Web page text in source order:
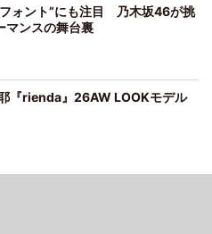
ォント”にも注目 乃木坂46が挑
マンスの舞台裏
『rienda』26AW LOOKモデル